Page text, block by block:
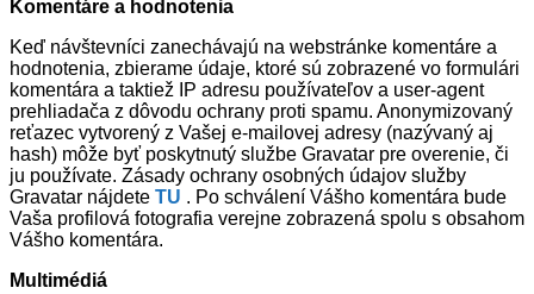
Komentáre a hodnotenia
Keď návštevníci zanechávajú na webstránke komentáre a
hodnotenia, zbierame údaje, ktoré sú zobrazené vo formulári
komentára a taktiež IP adresu používateľov a user-agent
prehliadača z dôvodu ochrany proti spamu. Anonymizovaný
reťazec vytvorený z Vašej e-mailovej adresy (nazývaný aj
hash) môže byť poskytnutý službe Gravatar pre overenie, či
ju používate. Zásady ochrany osobných údajov služby
Gravatar nájdete TU . Po schválení Vášho komentára bude
Vaša profilová fotografia verejne zobrazená spolu s obsahom
Vášho komentára.
Multimédiá